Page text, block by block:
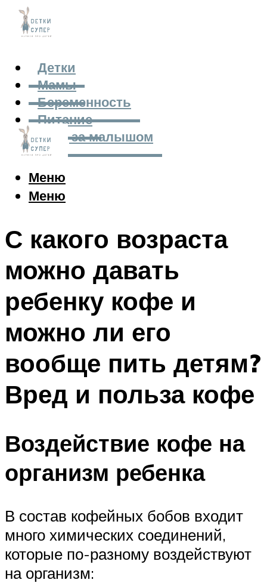
Детки
Мамы
Беременность
Питание
Уход за малышом
Меню
Меню
С какого возраста
можно давать
ребенку кофе и
можно ли его
вообще пить детям?
Вред и польза кофе
Воздействие кофе на
организм ребенка
В состав кофейных бобов входит
много химических соединений,
которые по-разному воздействуют
на организм: